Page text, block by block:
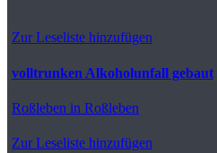
Zur Leseliste hinzufügen
volltrunken Alkoholunfall gebaut
Roßleben in Roßleben
Zur Leseliste hinzufügen